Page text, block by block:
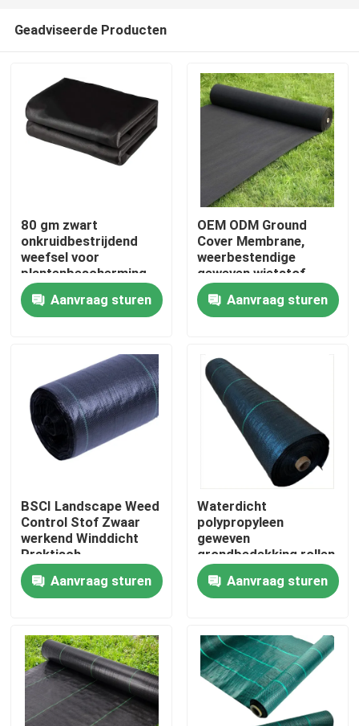
Thuis
Producten
Fabriekstocht
Kwaliteitscontrole
Neem contact met ons op
Nieuws
Andere artikelen van textiel
niet-geweven jumbo rollen
Geadviseerde Producten
80 gm zwart
onkruidbestrijdend
weefsel voor
plantenbescherming
Aanvraag sturen
OEM ODM Ground
Cover Membrane,
weerbestendige
geweven wietstof
Aanvraag sturen
BSCI Landscape Weed
Control Stof Zwaar
werkend Winddicht
Praktisch
Aanvraag sturen
Waterdicht
polypropyleen
geweven
grondbedekking rollen
niet-toxisch 2x20m
Aanvraag sturen